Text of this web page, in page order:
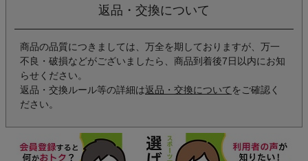
返品・交換について
商品の品質につきましては、万全を期しておりますが、万一
不良・破損などがございましたら、商品到着後7日以内にお知
らせください。
返品・交換ルール等の詳細は返品・交換について をご確認く
ださい。